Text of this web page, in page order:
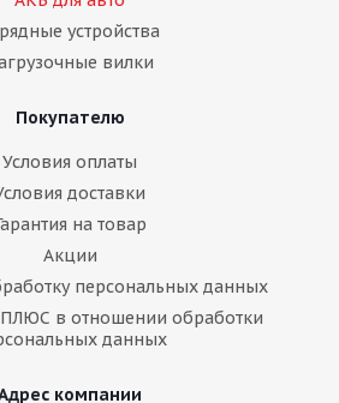
устройства
вилки
Покупателю
Условия оплаты
доставки
на товар
Акции
персональных данных
в отношении обработки
данных
компании